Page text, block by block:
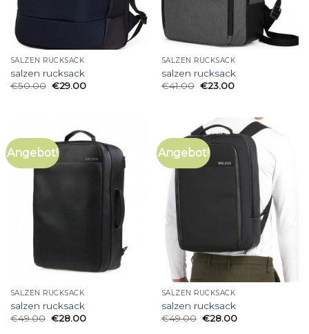
SALZEN RUCKSACK
salzen rucksack
€50.00 €29.00
SALZEN RUCKSACK
salzen rucksack
€41.00 €23.00
Angebot!
SALZEN RUCKSACK
salzen rucksack
€49.00 €28.00
Angebot!
SALZEN RUCKSACK
salzen rucksack
€49.00 €28.00